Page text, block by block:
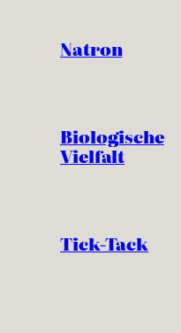
Natron
Biologische
Vielfalt
Tick-Tack